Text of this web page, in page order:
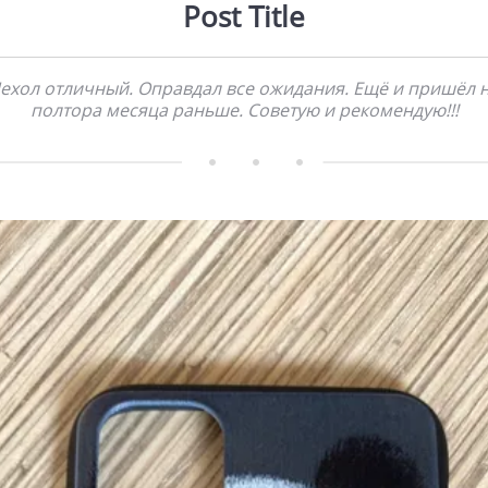
Post Title
отличный. Оправдал все ожидания. Ещё и пришёл
полтора месяца раньше. Советую и рекомендую!!!